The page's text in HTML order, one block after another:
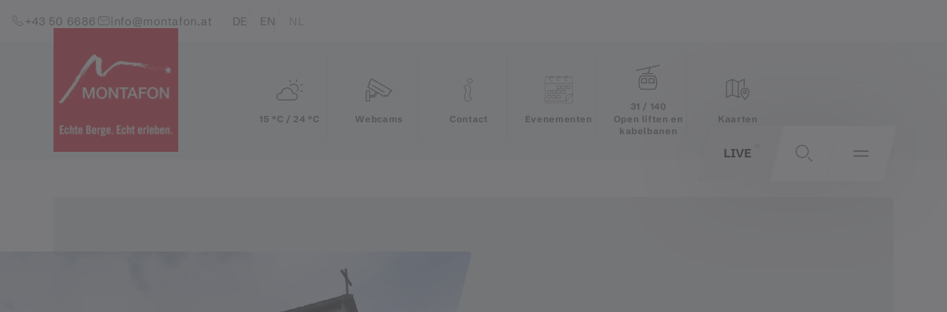
+43 50 6686
info@montafon.at Translations of this page
DE EN
LIVE
15 °C / 24 °C Webcams Contact Evenementen
31 / 140
Open liften en
kabelbanen
Kaarten